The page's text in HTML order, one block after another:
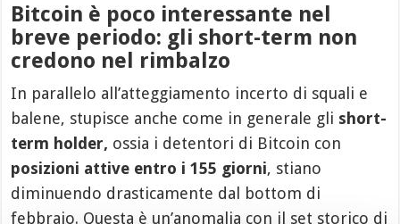
Bitcoin è poco interessante nel
breve periodo: gli short-term non
credono nel rimbalzo
In parallelo all’atteggiamento incerto di squali e
balene, stupisce anche come in generale gli short-
term holder, ossia i detentori di Bitcoin con
posizioni attive entro i 155 giorni, stiano
diminuendo drasticamente dal bottom di
febbraio. Questa è un’anomalia con il set storico di